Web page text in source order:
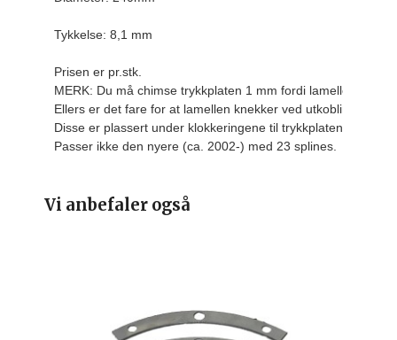
Tykkelse: 8,1 mm
Prisen er pr.stk.
MERK: Du må chimse trykkplaten 1 mm fordi lamellen er 1
Ellers er det fare for at lamellen knekker ved utkobling.
Disse er plassert under klokkeringene til trykkplaten.
Passer ikke den nyere (ca. 2002-) med 23 splines.
Vi anbefaler også